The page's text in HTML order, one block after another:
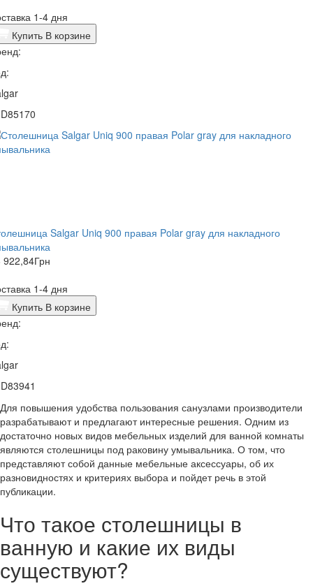
1-4 дня
Купить В корзине
Salgar Uniq 900 правая Polar gray для накладного
922,84Грн
1-4 дня
Купить В корзине
Для повышения удобства пользования санузлами производители
разрабатывают и предлагают интересные решения. Одним из
достаточно новых видов мебельных изделий для ванной комнаты
являются столешницы под раковину умывальника. О том, что
представляют собой данные мебельные аксессуары, об их
разновидностях и критериях выбора и пойдет речь в этой
публикации.
Что такое столешницы в
ванную и какие их виды
существуют?